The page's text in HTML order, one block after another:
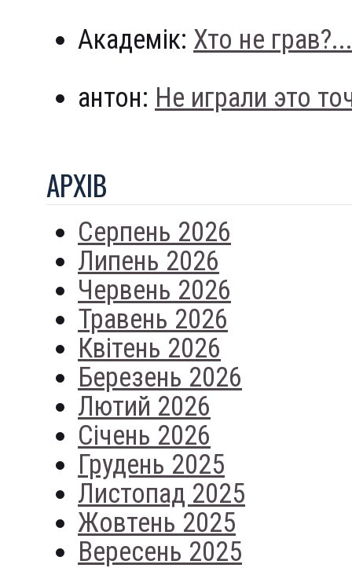
Академік: Хто не грав?...
антон: Не играли это
АРХIВ
Серпень 2026
Липень 2026
Червень 2026
Травень 2026
Квітень 2026
Березень 2026
Лютий 2026
Січень 2026
Грудень 2025
Листопад 2025
Жовтень 2025
Вересень 2025